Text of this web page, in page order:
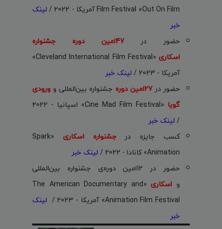
Film Festival «Out On Film آمریکا - 2022 /
لینک
خبر
حضور در
47امین دوره جشنواره
اسکاری
«Cleveland International Film Festival»
آمریکا - 2023 /
لینک خبر
حضور در27امین دوره جشنواره بین‌المللی و ورودی
گویا
«Cine Mad Film Festival» اسپانیا - 2022
/ لینک خبر
کسب جایزه درجشنواره اسکاری
«Spark
Animation» کانادا - 2022 /
لینک خبر
حضور در 12امین دوره‌ی جشنواره بین‌المللی
و اسکاری
«The American Documentary and
Animation Film Festival» آمریکا - 2023 /
لینک
خبر